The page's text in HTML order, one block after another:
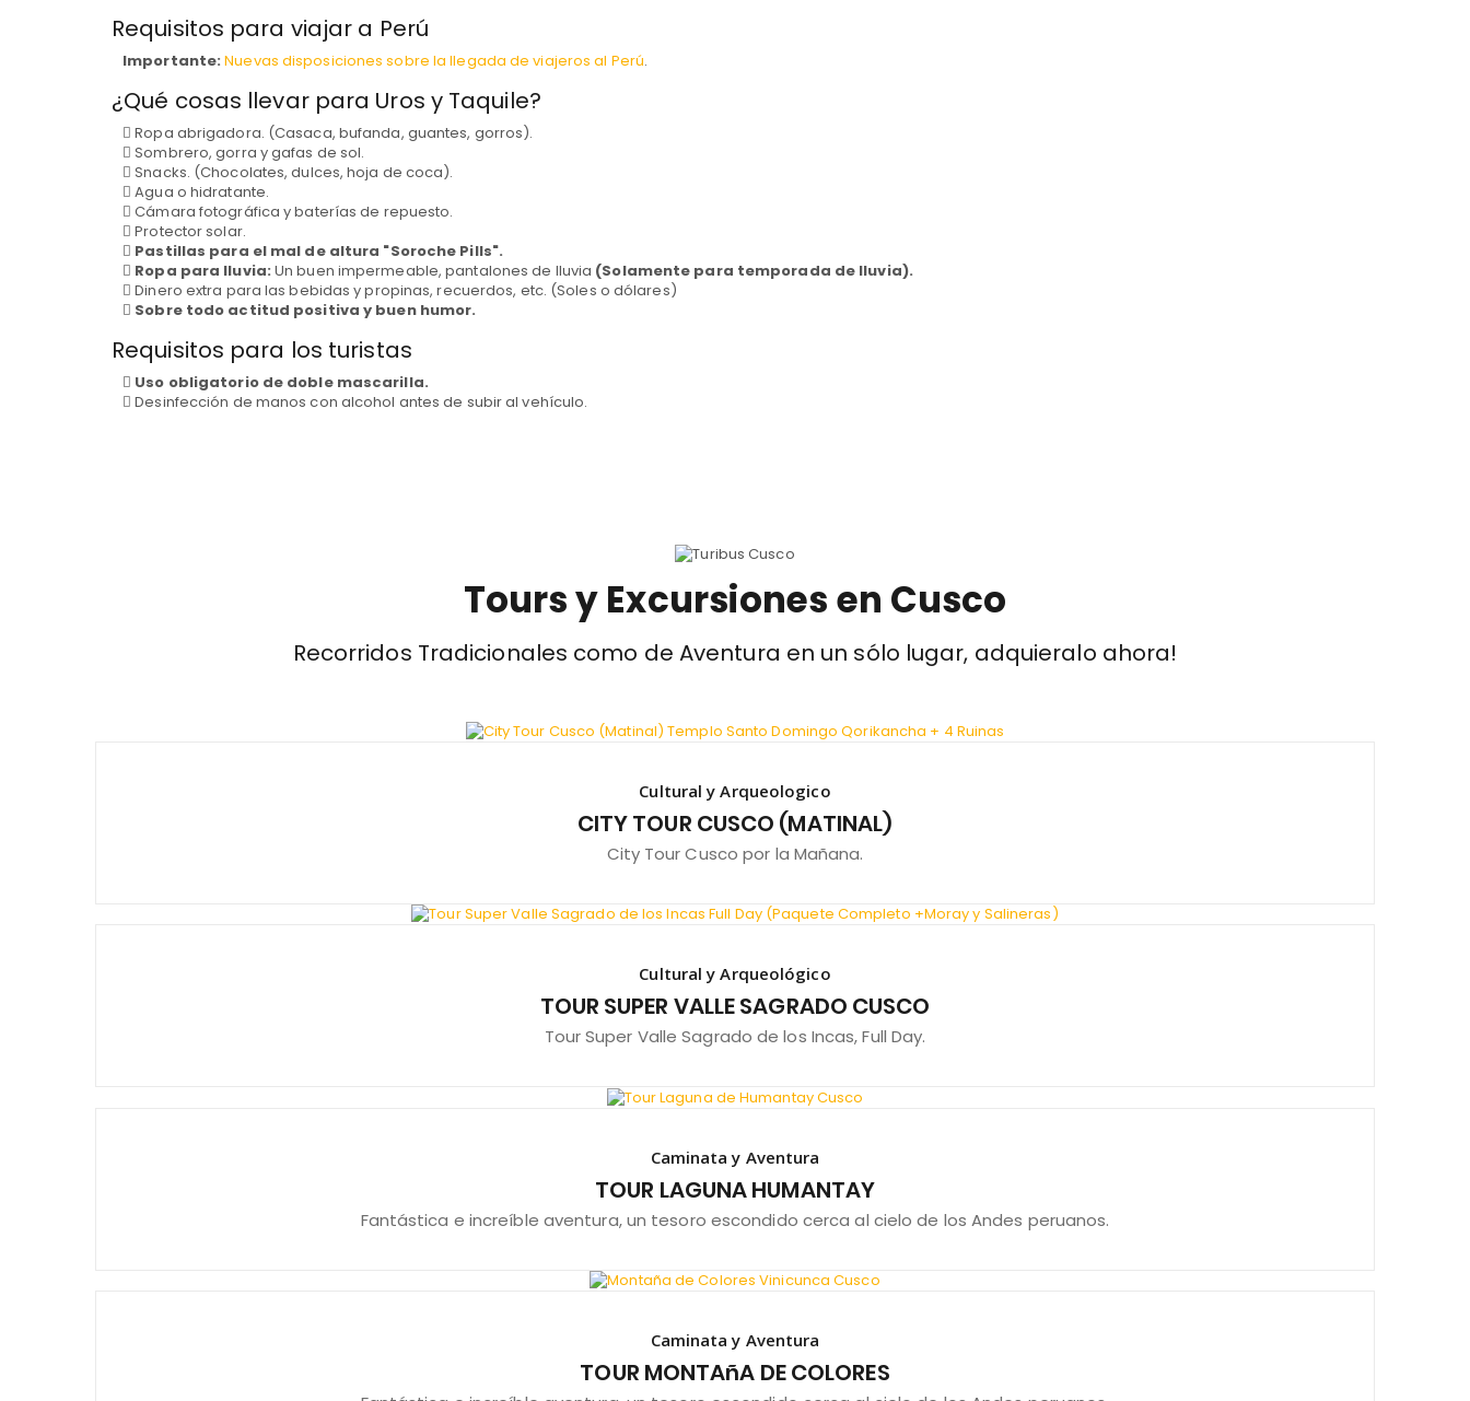
Requisitos para viajar a Perú
Importante: Nuevas disposiciones sobre la llegada de viajeros al Perú.
¿Qué cosas llevar para Uros y Taquile?
Ropa abrigadora. (Casaca, bufanda, guantes, gorros).
Sombrero, gorra y gafas de sol.
Snacks. (Chocolates, dulces, hoja de coca).
Agua o hidratante.
Cámara fotográfica y baterías de repuesto.
Protector solar.
Pastillas para el mal de altura "Soroche Pills".
Ropa para lluvia: Un buen impermeable, pantalones de lluvia (Solamente para temporada de lluvia).
Dinero extra para las bebidas y propinas, recuerdos, etc. (Soles o dólares)
Sobre todo actitud positiva y buen humor.
Requisitos para los turistas
Uso obligatorio de doble mascarilla.
Desinfección de manos con alcohol antes de subir al vehículo.
Tours y Excursiones en Cusco
Recorridos Tradicionales como de Aventura en un sólo lugar, adquieralo ahora!
Cultural y Arqueologico
CITY TOUR CUSCO (MATINAL)
City Tour Cusco por la Mañana.
Cultural y Arqueológico
TOUR SUPER VALLE SAGRADO CUSCO
Tour Super Valle Sagrado de los Incas, Full Day.
Caminata y Aventura
TOUR LAGUNA HUMANTAY
Fantástica e increíble aventura, un tesoro escondido cerca al cielo de los Andes peruanos.
Caminata y Aventura
TOUR MONTAñA DE COLORES